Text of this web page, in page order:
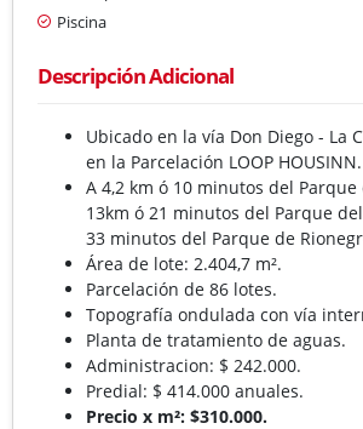
Piscina
Descripción Adicional
Ubicado en la vía Don Diego - La
en la Parcelación LOOP HOUSINN.
A 4,2 km ó 10 minutos del Parque
13km ó 21 minutos del Parque
33 minutos del Parque de
Área de lote: 2.404,7 m².
Parcelación de 86 lotes.
Topografía ondulada con vía
Planta de tratamiento de aguas.
Administracion: $ 242.000.
Predial: $ 414.000 anuales.
Precio x m²: $310.000.